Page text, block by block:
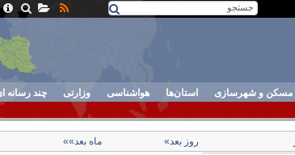
مسکن و شهرسازی استان‌ها هواشناسی وزارتی چند رسانه
روز بعد» ماه بعد»»